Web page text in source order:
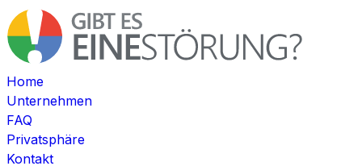
Home
Unternehmen
FAQ
Privatsphäre
Kontakt